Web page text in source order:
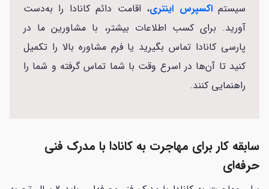
سیستماکسپرس اینتری، اقامت دائم کانادا را به‌دست
آورید. برای کسب اطلاعات بیشتر، با مشاورین ما در
پارسی کانادا تماس بگیرید یا فرم مشاوره بالا را تکمیل
کنید تا آن‌ها در اسرع وقت با شما تماس گرفته و شما را
راهنمایی کنند.
سابقه کار برای مهاجرت به کانادا با مدرک فنی
حرفه‌ای